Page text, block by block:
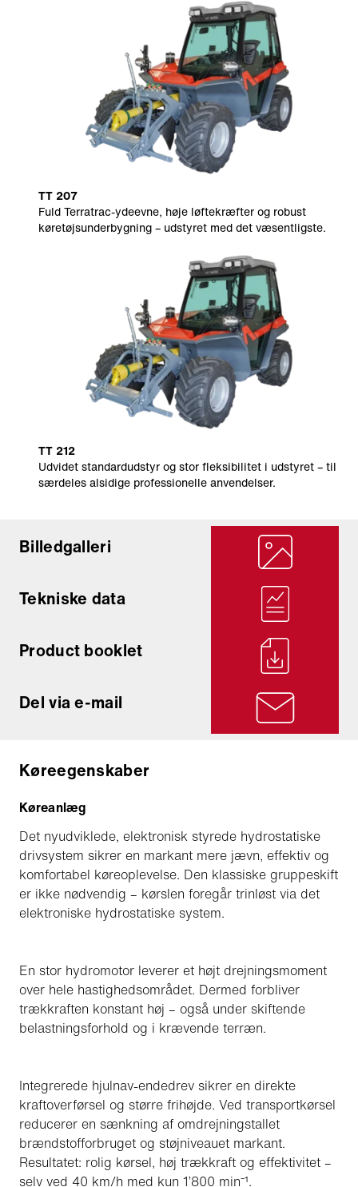
TT 207
Fuld Terratrac-ydeevne, høje løftekræfter og robust
køretøjsunderbygning – udstyret med det væsentligste.
TT 212
Udvidet standardudstyr og stor fleksibilitet i udstyret – til
særdeles alsidige professionelle anvendelser.
Billedgalleri
Tekniske data
Product booklet
Del via e-mail
Køreegenskaber
Køreanlæg
Det nyudviklede, elektronisk styrede hydrostatiske
drivsystem sikrer en markant mere jævn, effektiv og
komfortabel køreoplevelse. Den klassiske gruppeskift
er ikke nødvendig – kørslen foregår trinløst via det
elektroniske hydrostatiske system.
En stor hydromotor leverer et højt drejningsmoment
over hele hastighedsområdet. Dermed forbliver
trækkraften konstant høj – også under skiftende
belastningsforhold og i krævende terræn.
Integrerede hjulnav-endedrev sikrer en direkte
kraftoverførsel og større frihøjde. Ved transportkørsel
reducerer en sænkning af omdrejningstallet
brændstofforbruget og støjniveauet markant.
Resultatet: rolig kørsel, høj trækkraft og effektivitet –
selv ved 40 km/h med kun 1’800 min⁻¹.